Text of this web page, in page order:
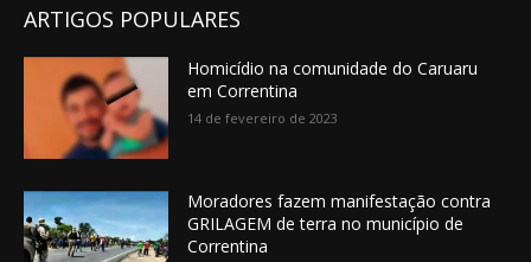
ARTIGOS POPULARES
Homicídio na comunidade do Caruaru
em Correntina
14 de fevereiro de 2023
Moradores fazem manifestação contra
GRILAGEM de terra no município de
Correntina